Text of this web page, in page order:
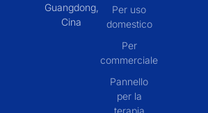
Guangdong,
Cina
Per uso
domestico
Per
commerciale
Pannello
per la